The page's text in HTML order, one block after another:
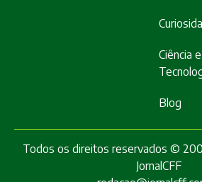
Ciência e
Blog
Todos os direitos reservados ©
JornalCFF